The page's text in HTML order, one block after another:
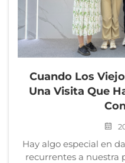
Cuando Los
Una Visita Que
Hay algo especial en
recurrentes a nuestra